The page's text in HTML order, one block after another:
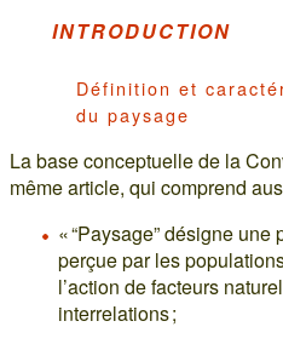
INTRODUCTION
Définition et
du paysage
La base conceptuelle de la
même article, qui comprend
« “Paysage” désigne
perçue par les
l’action de facteurs
interrelations ;